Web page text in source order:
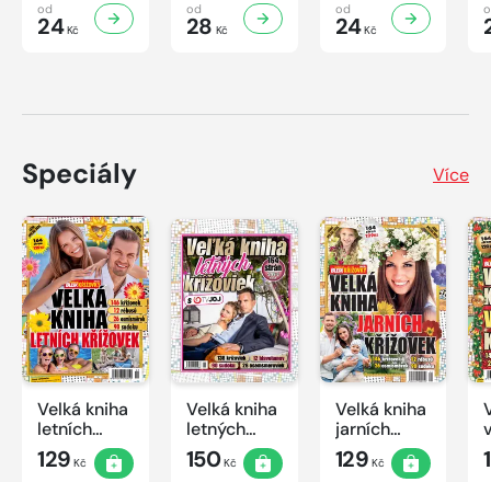
od
24Kč
od
28 Kč
od
24Kč
Speciály Více
Velká kniha
letních
křížovek
2026
129 Kč
Velká kniha
letných
krížoviek s
TV JOJ
150Kč
Velká kniha
jarních
křížovek
2026
129 Kč